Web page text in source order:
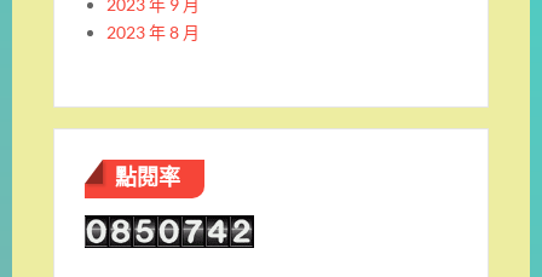
2023 年 9 月
2023 年 8 月
點閱率